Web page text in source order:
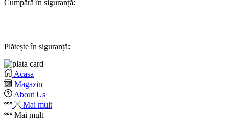
Cumpără în siguranță:
Plătește în siguranță:
Acasa
Magazin
About Us
Mai mult
Mai mult